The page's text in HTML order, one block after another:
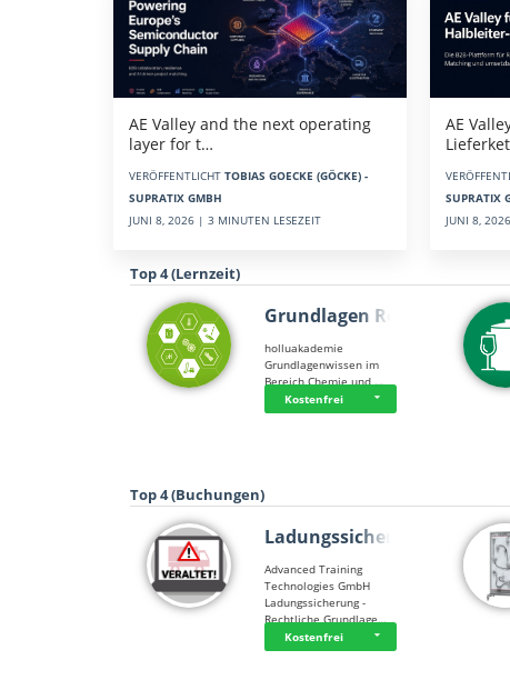
AE Valley and the next operating
layer for t…
VERÖFFENTLICHT TOBIAS GOECKE (GÖCKE) -
SUPRATIX GMBH
JUNI 8, 2026 | 3 MINUTEN LESEZEIT
AE
SUPRATIX
JUNI 8,
Top 4 (Lernzeit)
Grundlagen Rein…
holluakademie
Grundlagenwissen im
Bereich Chemie und …
Kostenfrei
Top 4 (Buchungen)
Ladungssicherung
Advanced Training
Technologies GmbH
Ladungssicherung -
Rechtliche Grundlage…
Kostenfrei